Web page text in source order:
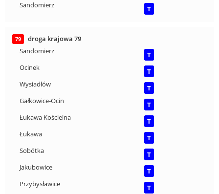
Sandomierz
T
79
droga krajowa 79
Sandomierz
T
Ocinek
T
Wysiadłów
T
Gałkowice-Ocin
T
Łukawa Kościelna
T
Łukawa
T
Sobótka
T
Jakubowice
T
Przybysławice
T